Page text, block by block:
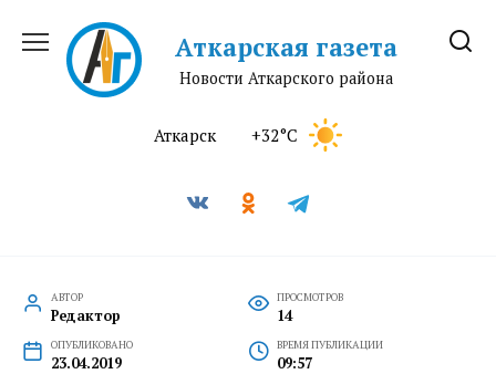
содержанию
Аткарская газета
Новости Аткарского района
Аткарск +32°C
АВТОР
Редактор
ПРОСМОТРОВ
14
ОПУБЛИКОВАНО
23.04.2019
ВРЕМЯ ПУБЛИКАЦИИ
09:57